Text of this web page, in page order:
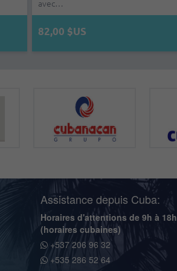
moderne et t…
180,00 $US
78,00 $US
Assistance depuis Cuba:
Horaires d'attentions de 9h à 18h
(horaires cubaines)
+537 206 96 32
+535 286 52 64